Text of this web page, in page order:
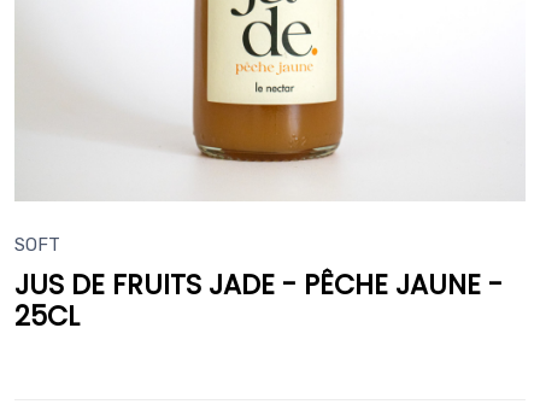
SOFT
JUS DE FRUITS JADE - PÊCHE JAUNE -
25CL